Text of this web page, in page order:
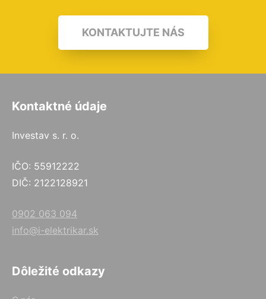
KONTAKTUJTE NÁS
Kontaktné údaje
Investav s. r. o.
IČO: 55912222
DIČ: 2122128921
0902 063 094
info@i-elektrikar.sk
Dôležité odkazy